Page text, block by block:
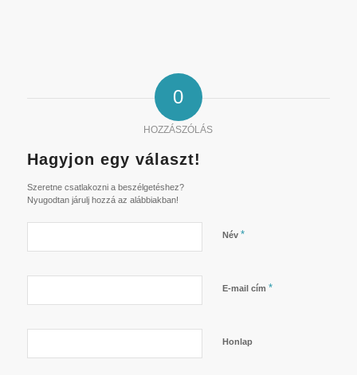
0
HOZZÁSZÓLÁS
Hagyjon egy választ!
Szeretne csatlakozni a beszélgetéshez?
Nyugodtan járulj hozzá az alábbiakban!
Név *
E-mail cím *
Honlap